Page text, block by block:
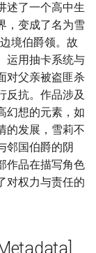
述了一个高中生
，变成了名为雪
境伯爵领。故
运用抽卡系统与
对父亲被盗匪杀
反抗。作品涉及
幻想的元素，如
的发展，雪莉不
邻国伯爵的阴
作品在描写角色
对权力与责任的